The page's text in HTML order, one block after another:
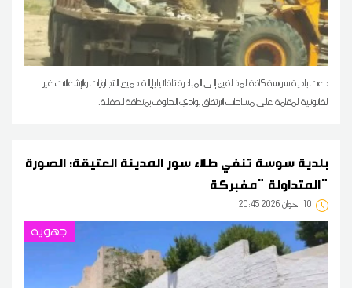
دعت بلدية سوسة كافة المخالفين إلى المبادرة تلقائيا بإزالة جميع التجاوزات والإشغالات غير
القانونية المقامة على مساحات الارتفاق بوادي الحلوف بمنطقة الطفالة.
بلدية سوسة تنفي طلاء سور المدينة العتيقة: الصورة
المتداولة "مفبركة"
10 20:45 2026 جوان
جهوية